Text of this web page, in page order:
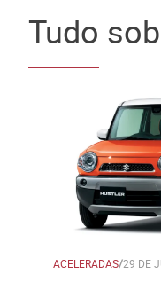
Tudo
ACELERADAS/29 DE